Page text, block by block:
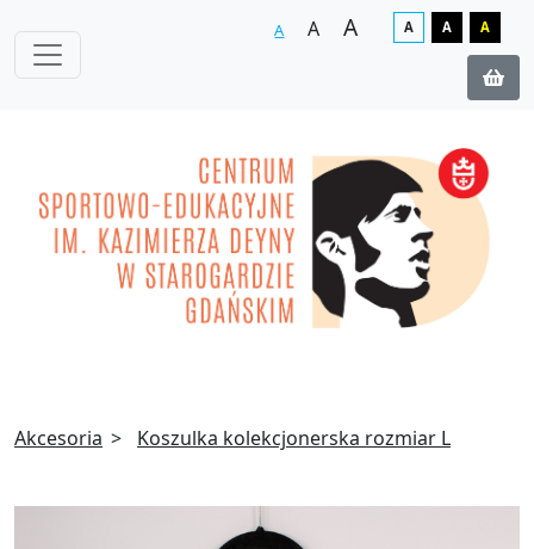
A A A A A A
Akcesoria Koszulka kolekcjonerska rozmiar L